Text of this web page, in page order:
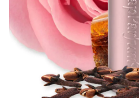
Moroccanoil - Body Butter
€41,00
Details